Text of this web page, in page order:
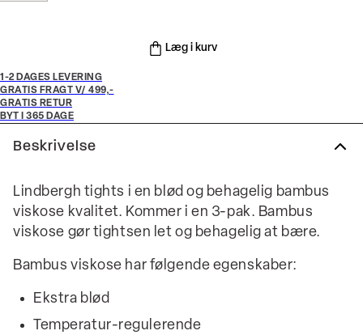
Læg i kurv
1-2 DAGES LEVERING
GRATIS FRAGT V/ 499,-
GRATIS RETUR
BYT I 365 DAGE
Beskrivelse
Lindbergh tights i en blød og behagelig bambus
viskose kvalitet. Kommer i en 3-pak. Bambus
viskose gør tightsen let og behagelig at bære.
Bambus viskose har følgende egenskaber:
Ekstra blød
Temperatur-regulerende